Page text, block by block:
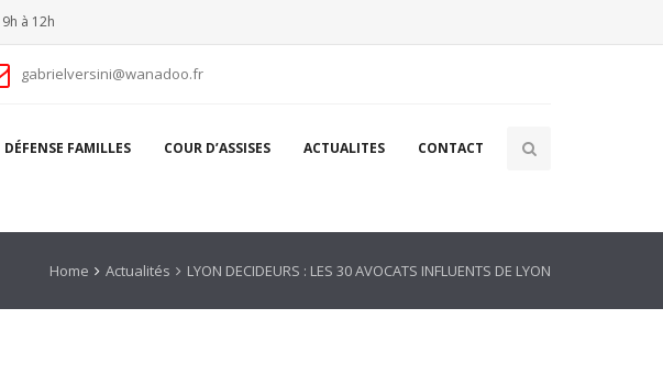
à 12h
gabrielversini@wanadoo.fr
DÉFENSE FAMILLES COUR D’ASSISES ACTUALITES CONTACT
Home Actualités LYON DECIDEURS : LES 30 AVOCATS INFLUENTS DE LYON